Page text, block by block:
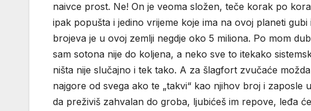
naivce prost. Ne! On je veoma složen, teče korak po
ipak popušta i jedino vrijeme koje ima na ovoj planeti
brojeva je u ovoj zemlji negdje oko 5 miliona. Po mom
sam sotona nije do koljena, a neko sve to itekako
ništa nije slučajno i tek tako. A za šlagfort zvučaće
najgore od svega ako te „takvi“ kao njihov broj i
da preživiš zahvalan do groba, ljubićeš im repove, leđa